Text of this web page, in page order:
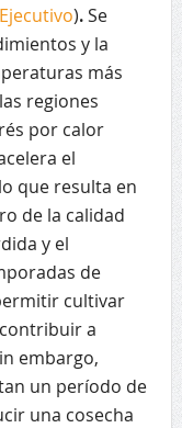
).Se
y la
más
regiones
por calor
el
que resulta en
de la calidad
y el
de
cultivar
a
embargo,
un período de
una cosecha